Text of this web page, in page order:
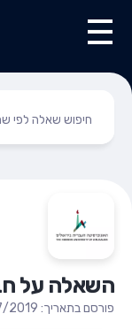
השאלה על
פורסם בתאריך: 10/07/2019